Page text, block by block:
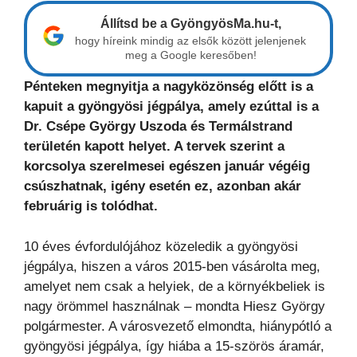
Állítsd be a GyöngyösMa.hu-t,
hogy híreink mindig az elsők között jelenjenek
meg a Google keresőben!
Pénteken megnyitja a nagyközönség előtt is a
kapuit a gyöngyösi jégpálya, amely ezúttal is a
Dr. Csépe György Uszoda és Termálstrand
területén kapott helyet. A tervek szerint a
korcsolya szerelmesei egészen január végéig
csúszhatnak, igény esetén ez, azonban akár
februárig is tolódhat.
10 éves évfordulójához közeledik a gyöngyösi
jégpálya, hiszen a város 2015-ben vásárolta meg,
amelyet nem csak a helyiek, de a környékbeliek is
nagy örömmel használnak – mondta Hiesz György
polgármester. A városvezető elmondta, hiánypótló a
gyöngyösi jégpálya, így hiába a 15-szörös áramár,